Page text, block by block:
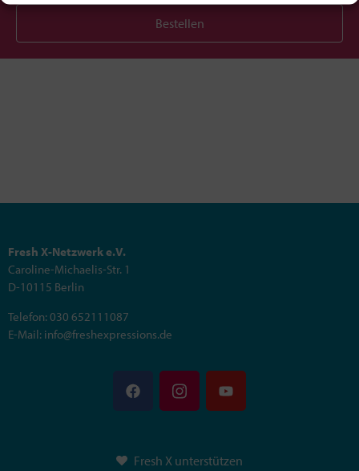
Bestellen
Fresh X-Netzwerk e.V.
Caroline-Michaelis-Str. 1
D-10115 Berlin
Telefon: 030 652111087
E-Mail: info@freshexpressions.de
Fresh X unterstützen